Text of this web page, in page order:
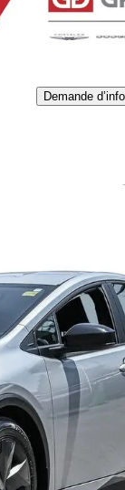
Demande d’info